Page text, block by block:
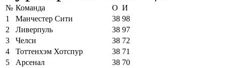
№ Команда О И
1
Манчестер Сити 38 98
2
Ливерпуль 38 97
3
Челси 38 72
4
Тоттенхэм Хотспур 38 71
5
Арсенал 38 70